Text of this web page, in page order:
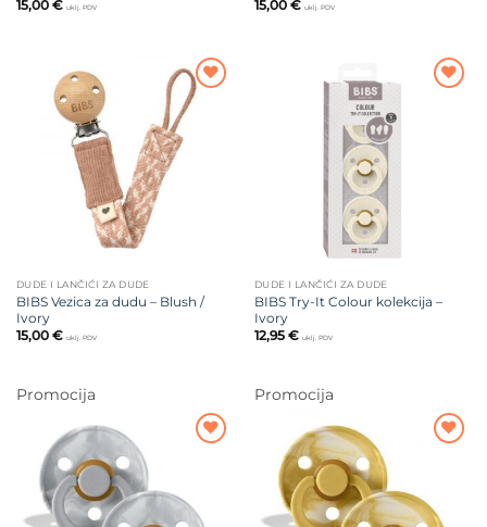
15,00 € uklj. PDV
15,00 € uklj. PDV
Dodajte
na listu
DUDE I LANČIĆI ZA DUDE
BIBS Vezica za dudu – Blush /
Ivory
15,00 € uklj. PDV
DUDE I LANČIĆI ZA DUDE
BIBS Try-It Colour kolekcija –
Ivory
12,95 € uklj. PDV
Promocija Promocija